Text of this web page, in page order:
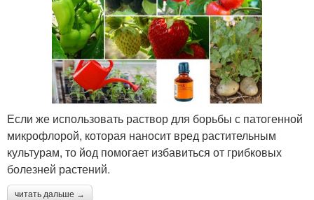
Если же использовать раствор для борьбы с патогенной
микрофлорой, которая наносит вред растительным
культурам, то йод помогает избавиться от грибковых
болезней растений.
читать дальше →